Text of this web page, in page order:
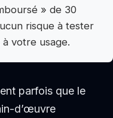
» de 30
risque à tester
votre usage.
parfois que le
d’œuvre